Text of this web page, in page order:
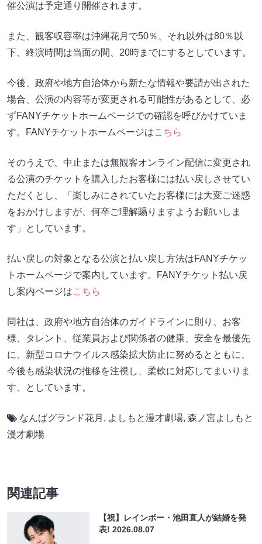
催公演は予定通り開催されます。
また、観客収容率は沖縄花月で50％、それ以外は80％以
下、終演時間は当面の間、20時までにするとしています。
今後、政府や地方自治体から新たな情報や要請が出された
場合、公演の内容等が変更される可能性があるとして、必
ずFANYチケットホームページでの確認を呼びかけていま
す。FANYチケットホームページはこちら
そのうえで、中止または無観客オンライン配信に変更され
る公演のチケットを購入したお客様には払い戻しさせてい
ただくとし、「楽しみにされていたお客様には大変ご迷惑
をおかけしますが、何卒ご理解賜りますようお願いしま
す」としています。
払い戻しの対象となる公演と払い戻し方法はFANYチケッ
トホームページで案内しています。FANYチケット払い戻
し案内ページはこちら
同社は、政府や地方自治体のガイドラインに則り、お客
様、タレント、従業員および関係者の健康、安全を最優先
に、新型コロナウイルス感染拡大防止に努めるとともに、
今後も感染状況の推移を注視し、柔軟に対応してまいりま
す、としています。
なんばグランド花月 , よしもと漫才劇場, 森ノ宮よしもと
漫才劇場
関連記事
【祝】レインボー・池田直人が結婚を発
表!2026.08.07